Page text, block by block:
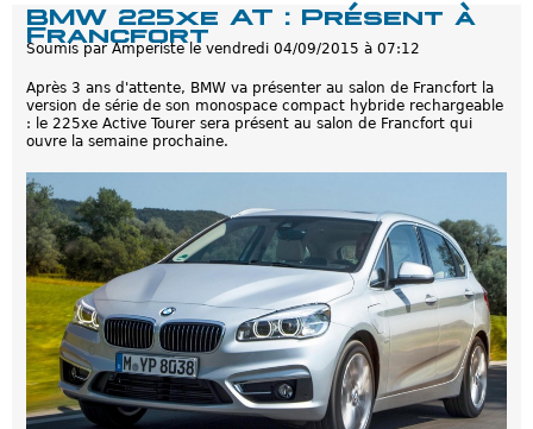
M
o
n
s
s
a
i
l
a
B
M
W
2
2
5
x
e
a
u
M
BMW 225xe AT : Présent à
Francfort
Soumis par Amperiste le vendredi 04/09/2015 à 07:12
Après 3 ans d'attente, BMW va présenter au salon de Francfort la
version de série de son monospace compact hybride rechargeable
: le 225xe Active Tourer sera présent au salon de Francfort qui
ouvre la semaine prochaine.